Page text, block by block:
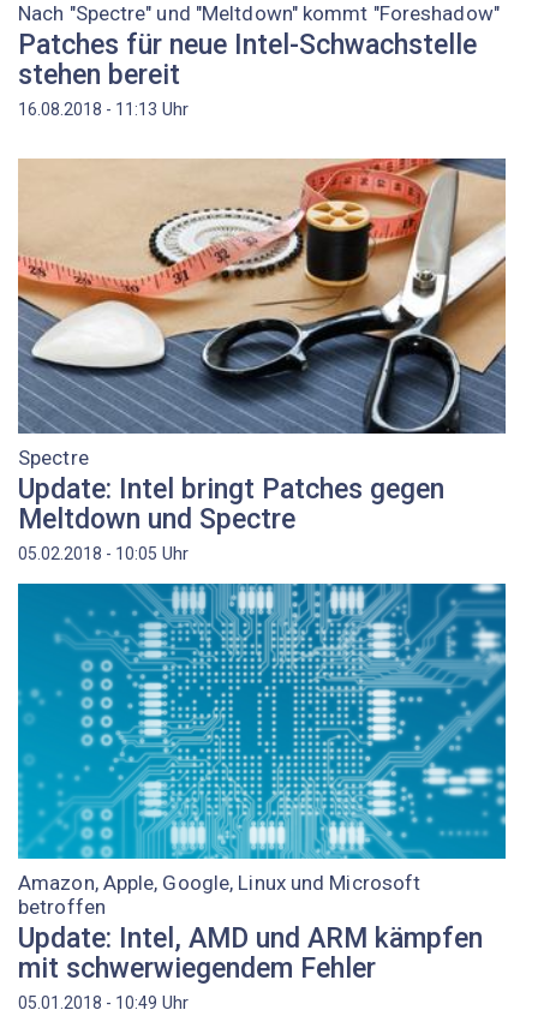
Nach "Spectre" und "Meltdown" kommt "Foreshadow"
Patches für neue Intel-Schwachstelle
stehen bereit
16.08.2018 - 11:13 Uhr
Spectre
Update: Intel bringt Patches gegen
Meltdown und Spectre
05.02.2018 - 10:05 Uhr
Amazon, Apple, Google, Linux und Microsoft
betroffen
Update: Intel, AMD und ARM kämpfen
mit schwerwiegendem Fehler
05.01.2018 - 10:49 Uhr